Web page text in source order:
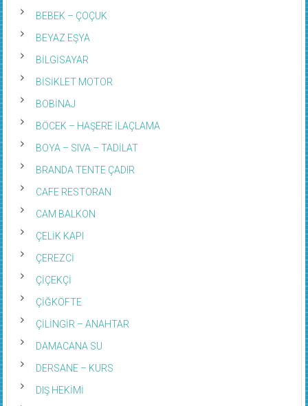
BEBEK – ÇOÇUK
BEYAZ EŞYA
BİLGİSAYAR
BİSİKLET MOTOR
BOBİNAJ
BÖCEK – HAŞERE İLAÇLAMA
BOYA – SIVA – TADİLAT
BRANDA TENTE ÇADIR
CAFE RESTORAN
CAM BALKON
ÇELİK KAPI
ÇEREZCİ
ÇİÇEKÇİ
ÇİĞKÖFTE
ÇİLİNGİR – ANAHTAR
DAMACANA SU
DERSANE – KURS
DIŞ HEKİMİ